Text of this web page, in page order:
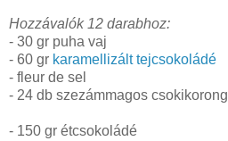
Hozzávalók 12 darabhoz:
- 30 gr puha vaj
- 60 gr karamellizált tejcsokoládé
- fleur de sel
- 24 db szezámmagos csokikorong
- 150 gr étcsokoládé